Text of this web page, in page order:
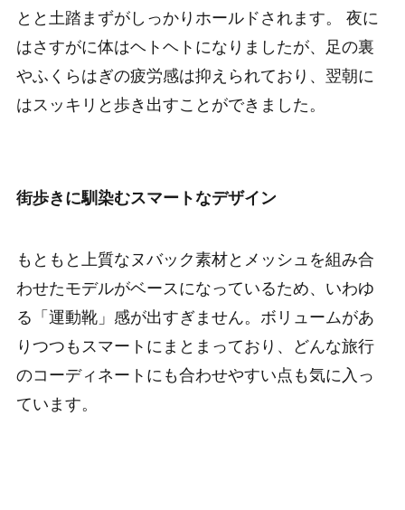
とと土踏まずがしっかりホールドされます。 夜に
はさすがに体はヘトヘトになりましたが、足の裏
やふくらはぎの疲労感は抑えられており、翌朝に
はスッキリと歩き出すことができました。
街歩きに馴染むスマートなデザイン
もともと上質なヌバック素材とメッシュを組み合
わせたモデルがベースになっているため、いわゆ
る「運動靴」感が出すぎません。ボリュームがあ
りつつもスマートにまとまっており、どんな旅行
のコーディネートにも合わせやすい点も気に入っ
ています。